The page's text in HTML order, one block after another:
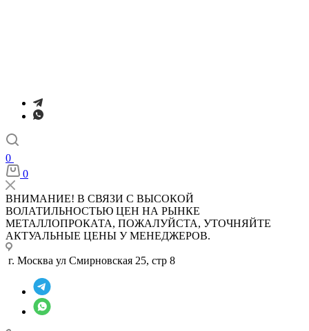
0
0
ВНИМАНИЕ! В СВЯЗИ С ВЫСОКОЙ
ВОЛАТИЛЬНОСТЬЮ ЦЕН НА РЫНКЕ
МЕТАЛЛОПРОКАТА, ПОЖАЛУЙСТА, УТОЧНЯЙТЕ
АКТУАЛЬНЫЕ ЦЕНЫ У МЕНЕДЖЕРОВ.
г. Москва ул Смирновская 25, стр 8